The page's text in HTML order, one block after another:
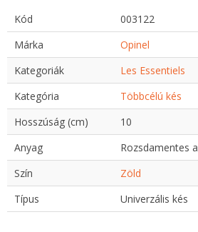
Kód
003122
Márka
Opinel
Kategoriák
Les Essentiels
Kategória
Többcélú kés
Hosszúság (cm)
10
Anyag
Rozsdamentes
Szín
Zöld
Típus
Univerzális kés